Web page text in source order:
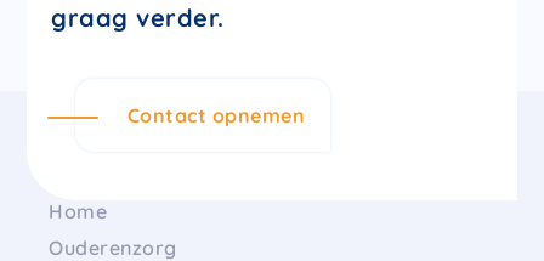
graag verder.
Contact opnemen
Home
Ouderenzorg